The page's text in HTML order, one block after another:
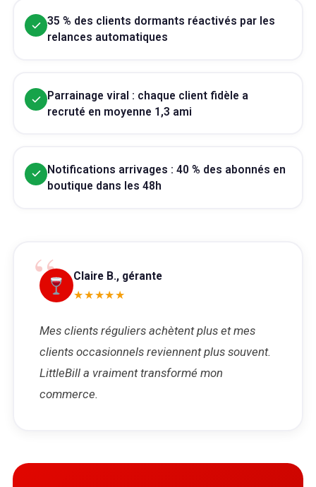
35 % des clients dormants réactivés par les
relances automatiques
Parrainage viral : chaque client fidèle a
recruté en moyenne 1,3 ami
Notifications arrivages : 40 % des abonnés en
boutique dans les 48h
“
Claire B., gérante
★★★★★
Mes clients réguliers achètent plus et mes
clients occasionnels reviennent plus souvent.
LittleBill a vraiment transformé mon
commerce.